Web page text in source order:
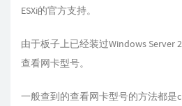
ESXi的官方支持。
由于板子上已经装过Windows Server
查看网卡型号。
一般查到的查看网卡型号的方法都是